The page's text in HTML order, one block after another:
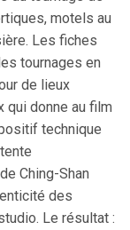
motels au
Les fiches
tournages en
de lieux
donne au film
technique
Ching-Shan
des
Le résultat :